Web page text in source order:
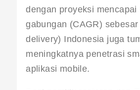
dengan proyeksi
gabungan (CAGR)
delivery) Indonesia juga
meningkatnya penetrasi
aplikasi mobile.